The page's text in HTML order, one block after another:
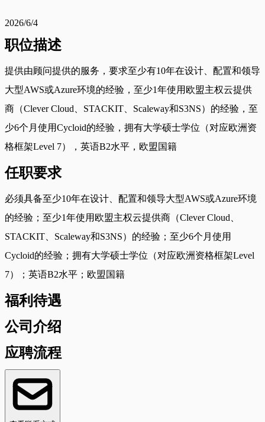
2026/6/4
职位描述
提供由顾问提供的服务，要求至少有10年在设计、配置和领导
大型AWS或Azure环境的经验，至少1年使用欧盟主权云提供
商（Clever Cloud、STACKIT、Scaleway和S3NS）的经验，至
少6个月使用Cycloid的经验，拥有大学硕士学位（对应欧洲资
格框架Level 7），英语B2水平，欧盟国籍
任职要求
必须具备至少10年在设计、配置和领导大型AWS或Azure环境
的经验；至少1年使用欧盟主权云提供商（Clever Cloud、
STACKIT、Scaleway和S3NS）的经验；至少6个月使用
Cycloid的经验；拥有大学硕士学位（对应欧洲资格框架Level
7）；英语B2水平；欧盟国籍
福利待遇
公司介绍
应聘流程